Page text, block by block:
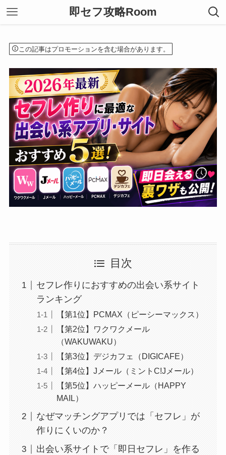
即セフ攻略Room
この記事はプロモーションを含む場合があります。
目次
セフレ作りにおすすめの出会い系サイト
ランキング
【第1位】PCMAX（ピーシーマックス）
【第2位】ワクワクメール
（WAKUWAKU）
【第3位】デジカフェ（DIGICAFE）
【第4位】Jメール（ミントC!Jメール）
【第5位】ハッピーメール（HAPPY
MAIL）
なぜマッチングアプリでは「セフレ」が
作りにくいのか？
出会い系サイトで「即日セフレ」を作る